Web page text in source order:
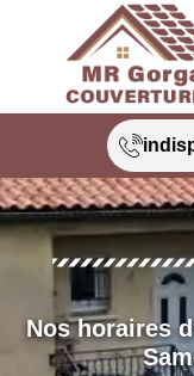
Nos horaires